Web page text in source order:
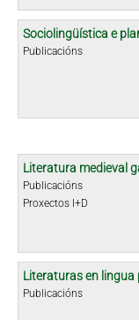
Sociolingüística e
Publicacións
Literatura medieval
Publicacións
Proxectos I+D
Literaturas en lingua
Publicacións